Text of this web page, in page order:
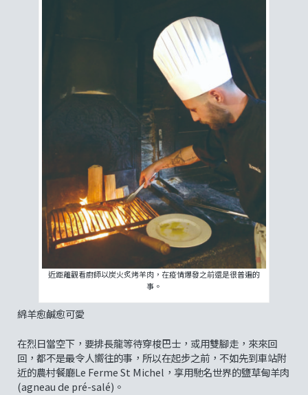
近距離觀看廚師以炭火炙烤羊肉，在疫情爆發之前還是很普遍的
事。
綿羊愈鹹愈可愛
在烈日當空下，要排長龍等待穿梭巴士，或用雙腳走，來來回
回，都不是最令人嚮往的事，所以在起步之前，不如先到車站附
近的農村餐廳Le Ferme St Michel，享用馳名世界的鹽草甸羊肉
(agneau de pré-salé)。